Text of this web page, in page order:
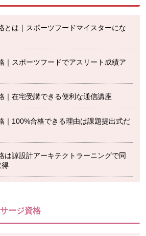
とは｜スポーツフードマイスターにな
｜スポーツフードでアスリート成績ア
｜在宅受講できる便利な通信講座
｜100%合格できる理由は課題提出式だ
は諒設計アーキテクトラーニングで同
得
ージ資格